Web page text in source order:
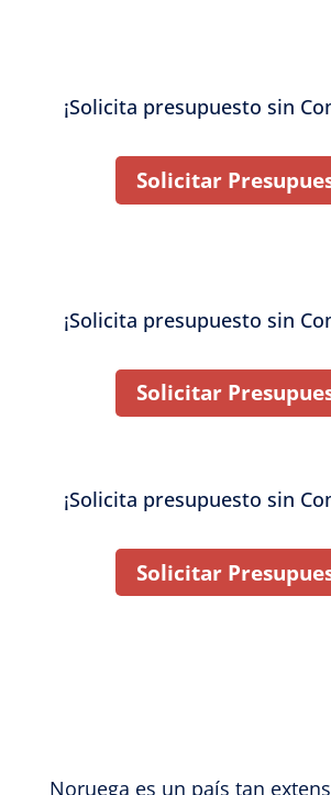
¡Solicita presupuesto sin
Solicitar
¡Solicita presupuesto sin
Solicitar
¡Solicita presupuesto sin
Solicitar
Noruega es un país tan